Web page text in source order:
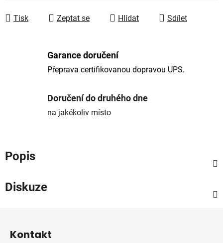
Tisk
Zeptat se Hlídat Sdílet
Garance doručení
Přeprava certifikovanou dopravou UPS.
Doručení do druhého dne
na jakékoliv místo
Popis
Diskuze
Kontakt